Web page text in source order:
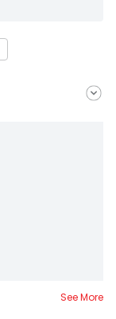
See More